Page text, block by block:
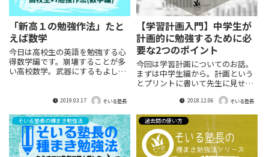
「新高１の勉強作法」たと
えば数学
今日は高校生の英語を勉強する心
得数学編です。崩壊することが多
い高校数学。武器にするもよし盾
強、その後に生かすための勉
でしょう。高校に入学する前にぜ
ひ読んでおいて欲しいですね。
2019.03.17 そいる塾長
【学習計画入門】中学生が
計画的に勉強するために必
要な2つのポイント
今回は学習計画についてのお話。
まずは中学生編から。計画という
とプリントに書いて先生に見せる
多すぎです。頑張るとかそういう
ことじゃなくて目標を明確にしそ
こまでの過程を可視化するプロセ
スをぜひ実践してほしい。受験勉
強が意味あるものにになるために
必要なことではないでしょうか？
2018.12.06 そいる塾長
そいる塾長の種まき勉強法 過去問の使い方